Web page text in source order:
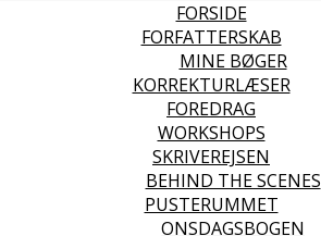
FORSIDE
FORFATTERSKAB
MINE BØGER
KORREKTURLÆSER
FOREDRAG
WORKSHOPS
SKRIVEREJSEN
BEHIND THE SCENES
PUSTERUMMET
ONSDAGSBOGEN